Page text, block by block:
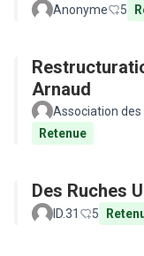
Anonyme 5
Arnaud
Association
Retenue
Des Ruches
ID.31 5